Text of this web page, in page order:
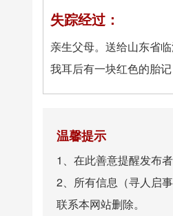
失踪经过：
亲生父母。送给山东省
我耳后有一块红色的胎
温馨提示
1、在此善意提醒发布
2、所有信息（寻人启
联系本网站删除。